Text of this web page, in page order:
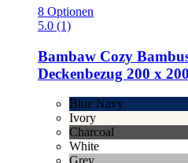
8 Optionen
5.0 (1)
Bambaw Cozy
Deckenbezug 200 x
Blue Navy
Ivory
Charcoal
White